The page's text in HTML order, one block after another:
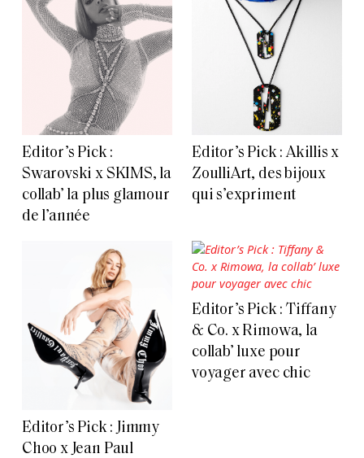
Editor’s Pick :
Swarovski x SKIMS, la
collab’ la plus glamour
de l’année
Editor’s Pick : Akillis x
ZoulliArt, des bijoux
qui s’expriment
Editor’s Pick : Jimmy
Choo x Jean Paul
Editor’s Pick : Tiffany
& Co. x Rimowa, la
collab’ luxe pour
voyager avec chic